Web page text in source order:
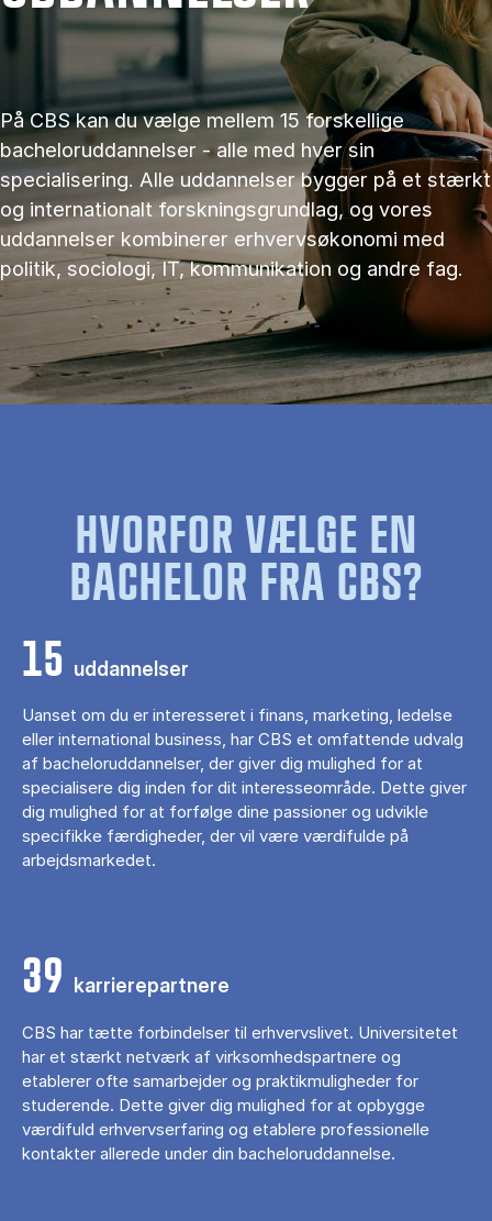
På CBS kan du vælge mellem 15 forskellige
bacheloruddannelser - alle med hver sin
specialisering. Alle uddannelser bygger på et stærkt
og internationalt forskningsgrundlag, og vores
uddannelser kombinerer erhvervsøkonomi med
politik, sociologi, IT, kommunikation og andre fag.
HVORFOR VÆLGE EN
BACHELOR FRA CBS?
15 uddannelser
Uanset om du er interesseret i finans, marketing, ledelse
eller international business, har CBS et omfattende udvalg
af bacheloruddannelser, der giver dig mulighed for at
specialisere dig inden for dit interesseområde. Dette giver
dig mulighed for at forfølge dine passioner og udvikle
specifikke færdigheder, der vil være værdifulde på
arbejdsmarkedet.
39 karrierepartnere
CBS har tætte forbindelser til erhvervslivet. Universitetet
har et stærkt netværk af virksomhedspartnere og
etablerer ofte samarbejder og praktikmuligheder for
studerende. Dette giver dig mulighed for at opbygge
værdifuld erhvervserfaring og etablere professionelle
kontakter allerede under din bacheloruddannelse.